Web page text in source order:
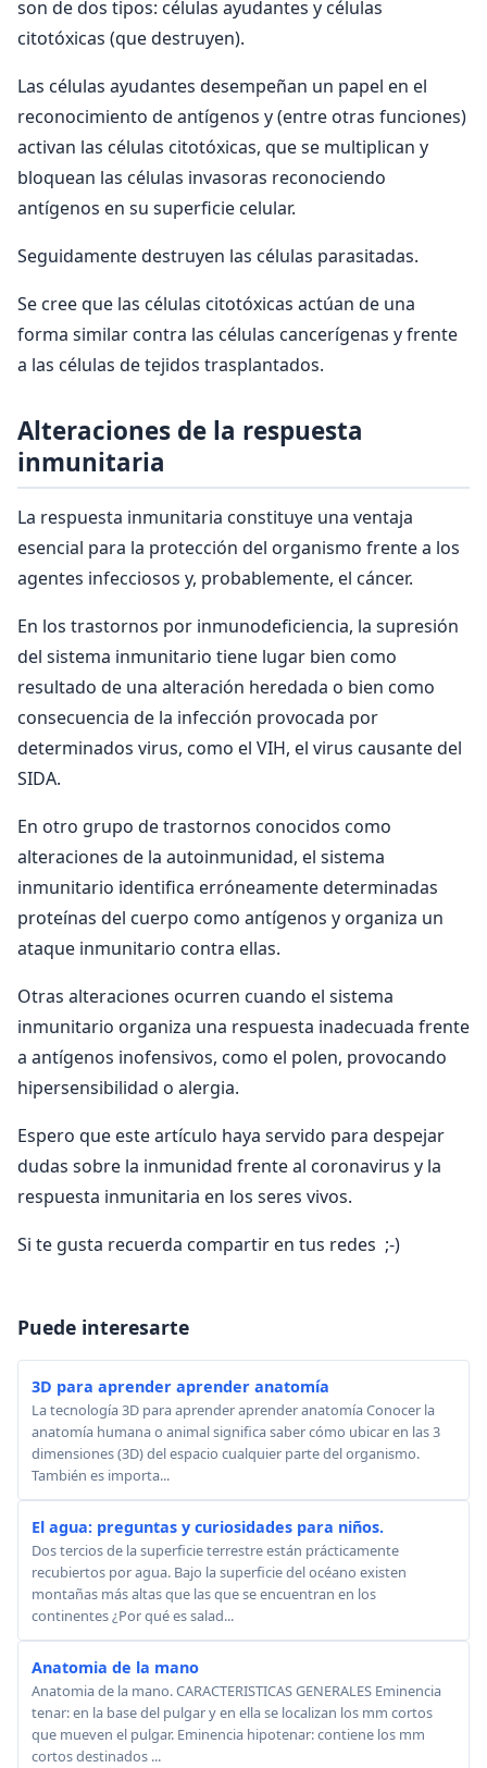
son de dos tipos: células ayudantes y células
citotóxicas (que destruyen).
Las células ayudantes desempeñan un papel en el
reconocimiento de antígenos y (entre otras funciones)
activan las células citotóxicas, que se multiplican y
bloquean las células invasoras reconociendo
antígenos en su superficie celular.
Seguidamente destruyen las células parasitadas.
Se cree que las células citotóxicas actúan de una
forma similar contra las células cancerígenas y frente
a las células de tejidos trasplantados.
Alteraciones de la respuesta
inmunitaria
La respuesta inmunitaria constituye una ventaja
esencial para la protección del organismo frente a los
agentes infecciosos y, probablemente, el cáncer.
En los trastornos por inmunodeficiencia, la supresión
del sistema inmunitario tiene lugar bien como
resultado de una alteración heredada o bien como
consecuencia de la infección provocada por
determinados virus, como el VIH, el virus causante del
SIDA.
En otro grupo de trastornos conocidos como
alteraciones de la autoinmunidad, el sistema
inmunitario identifica erróneamente determinadas
proteínas del cuerpo como antígenos y organiza un
ataque inmunitario contra ellas.
Otras alteraciones ocurren cuando el sistema
inmunitario organiza una respuesta inadecuada frente
a antígenos inofensivos, como el polen, provocando
hipersensibilidad o alergia.
Espero que este artículo haya servido para despejar
dudas sobre la inmunidad frente al coronavirus y la
respuesta inmunitaria en los seres vivos.
Si te gusta recuerda compartir en tus redes ;-)
Puede interesarte
3D para aprender aprender anatomía
La tecnología 3D para aprender aprender anatomía Conocer la
anatomía humana o animal significa saber cómo ubicar en las 3
dimensiones (3D) del espacio cualquier parte del organismo.
También es importa...
El agua: preguntas y curiosidades para niños.
Dos tercios de la superficie terrestre están prácticamente
recubiertos por agua. Bajo la superficie del océano existen
montañas más altas que las que se encuentran en los
continentes ¿Por qué es salad...
Anatomia de la mano
Anatomia de la mano. CARACTERISTICAS GENERALES Eminencia
tenar: en la base del pulgar y en ella se localizan los mm cortos
que mueven el pulgar. Eminencia hipotenar: contiene los mm
cortos destinados ...